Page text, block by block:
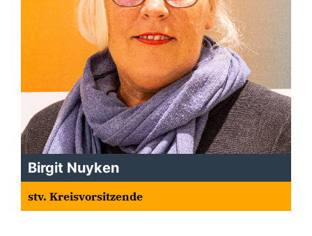
Birgit Nuyken
stv. Kreisvorsitzende